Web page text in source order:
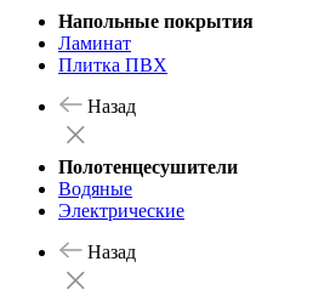
Напольные покрытия
Ламинат
Плитка ПВХ
Назад
Полотенцесушители
Водяные
Электрические
Назад